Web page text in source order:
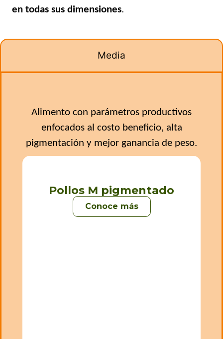
en todas sus dimensiones.
Media
Alimento con parámetros productivos
enfocados al costo beneficio, alta
pigmentación y mejor ganancia de peso.
Pollos M pigmentado
Conoce más